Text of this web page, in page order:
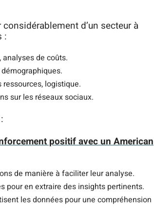
d’un secteur à
:
de coûts.
logistique.
sur les réseaux sociaux.
positif avec un American
de manière à faciliter leur analyse.
pour en extraire des insights pertinents.
les données pour une compréhension